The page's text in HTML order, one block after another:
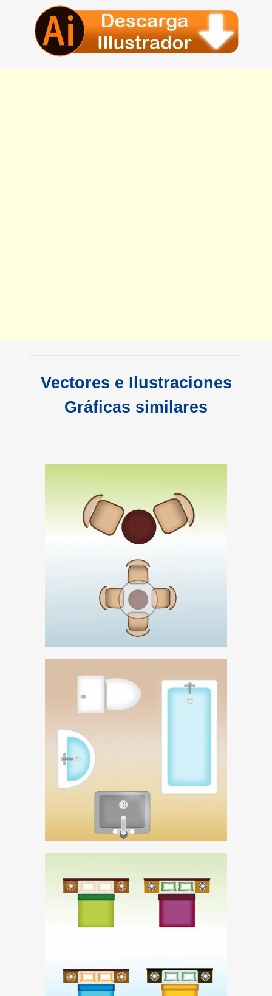
Vectores e Ilustraciones
Gráficas similares